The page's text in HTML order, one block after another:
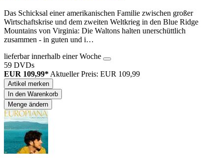
Das Schicksal einer amerikanischen Familie zwischen großer
Wirtschaftskrise und dem zweiten Weltkrieg in den Blue Ridge
Mountains von Virginia: Die Waltons halten unerschüttlich
zusammen - in guten und i…
lieferbar innerhalb einer Woche
59 DVDs
EUR 109,99* Aktueller Preis: EUR 109,99
Artikel merken
In den Warenkorb
Menge ändern